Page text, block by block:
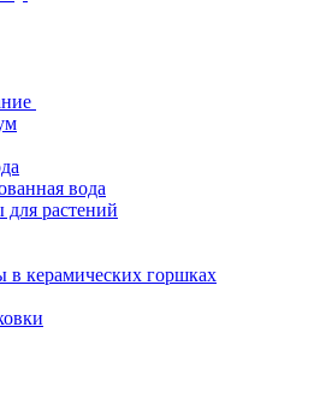
вода
растений
в керамических горшках